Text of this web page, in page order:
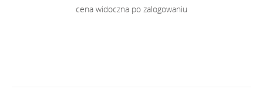
cena widoczna po zalogowaniu